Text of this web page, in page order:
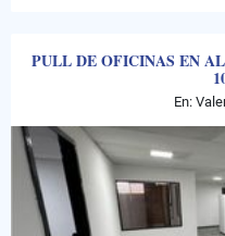
PULL DE OFICINAS EN
En: